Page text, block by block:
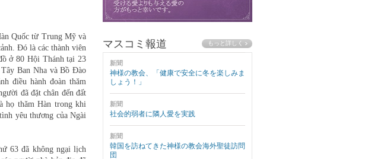
Quốc từ Trung Mỹ và
Đó là các thành viên
ở 80 Hội Thánh tại 23
Ban Nha và Bồ Đào
điều hành đoàn thăm
đã đặt chân đến đất
họ thăm Hàn trong khi
yêu thương của Ngài
63 đã không ngại lịch
マスコミ報道
新聞
神様の教会、「健康で安全に冬を楽しみま
しょう！」
新聞
社会的弱者に隣人愛を実践
新聞
韓国を訪ねてきた神様の教会海外聖徒訪問
団